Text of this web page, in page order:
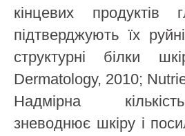
кінцевих продуктів
підтверджують їх
структурні білки
Dermatology, 2010;
Надмірна
зневоднює шкіру і